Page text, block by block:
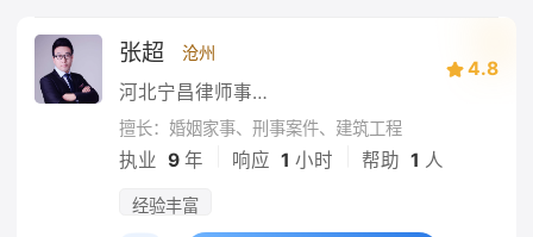
张超 沧州
河北宁昌律师事务所
4.8
擅长：婚姻家事、刑事案件、建筑工程
执业 9 年 响应 1 小时 帮助 1 人
经验丰富